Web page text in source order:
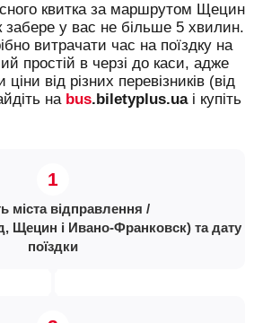
квитка за маршрутом Щецин
у вас не більше 5 хвилин.
витрачати час на поїздку на
простій в черзі до каси, адже
від різних перевізників (від
на bus.biletyplus.uaі купіть
міста відправлення /
Щецин і Ивано-Франковск) та дату
поїздки